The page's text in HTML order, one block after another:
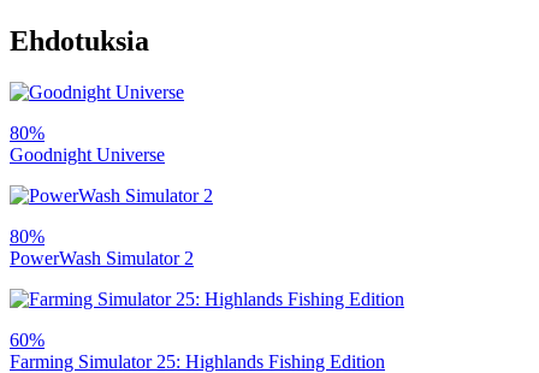
Ehdotuksia
80%
Goodnight Universe
80%
PowerWash Simulator 2
60%
Farming Simulator 25: Highlands Fishing Edition